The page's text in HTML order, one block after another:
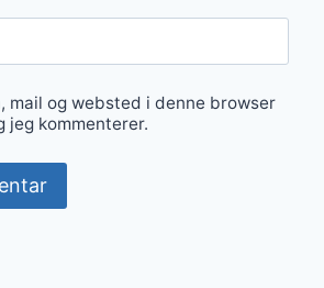
mail og websted i denne browser
kommenterer.